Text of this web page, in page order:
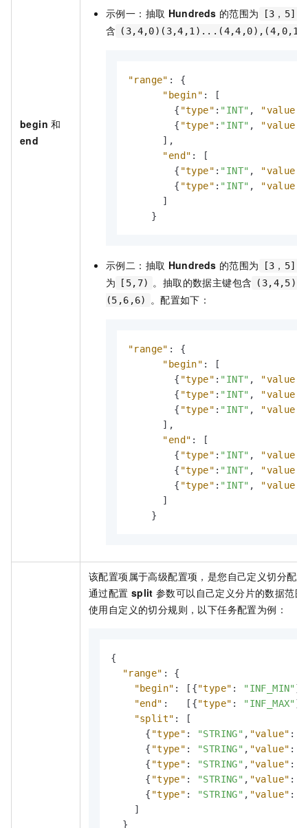
begin 和
end
示例一：抽取 Hundreds 的范围为 [3，5]
含
"range" :
{
"begin" :
[
{ "type" : "INT" , "value"
{ "type" : "INT" , "value"
] ,
"end" :
[
{ "type" : "INT" , "value"
{ "type" : "INT" , "value"
]
}
示例二：抽取 Hundreds 的范围为 [3，5]
为
[5,7) 。抽取的数据主键包含
(5,6,6)
。配置如下：
"range" :
{
"begin" :
[
{ "type" : "INT" , "value"
{ "type" : "INT" , "value"
{ "type" : "INT" , "value"
] ,
"end" :
[
{ "type" : "INT" , "value"
{ "type" : "INT" , "value"
{ "type" : "INT" , "value"
]
}
该配置项属于高级配置项，是您自己定义切分配
通过配置 split 参数可以自己定义分片的数据范围
使用自定义的切分规则，以下任务配置为例：
{
"range" :
{
"begin" : [ {"type" : "INF_MIN" }
"end" : [ {"type" : "INF_MAX" }
"split" :
[
{ "type" : "STRING" , "value" :
{ "type" : "STRING" , "value" :
{ "type" : "STRING" , "value" :
{ "type" : "STRING" , "value" :
{ "type" : "STRING" , "value" :
]
}